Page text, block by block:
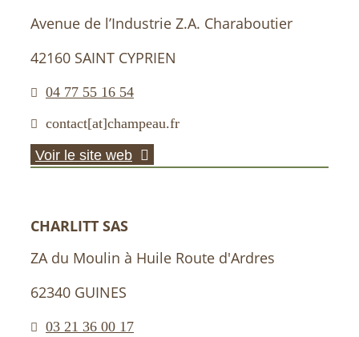
Avenue de l’Industrie Z.A. Charaboutier
42160 SAINT CYPRIEN
04 77 55 16 54
contact[at]champeau.fr
Voir le site web
CHARLITT SAS
ZA du Moulin à Huile Route d'Ardres
62340 GUINES
03 21 36 00 17